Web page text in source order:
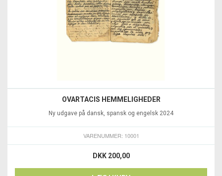
OVARTACIS HEMMELIGHEDER
Ny udgave på dansk, spansk og engelsk 2024
VARENUMMER: 10001
DKK 200,00